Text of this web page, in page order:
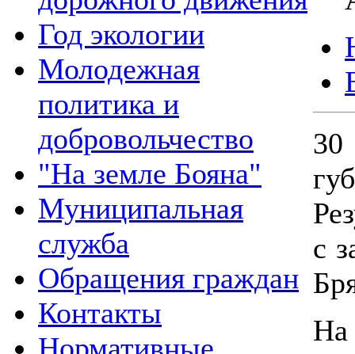
Год экологии
Молодежная
политика и
добровольчество
"На земле Бояна"
Муниципальная
служба
Обращения граждан
Контакты
с